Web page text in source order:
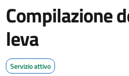
Compilazione
leva
Servizio attivo